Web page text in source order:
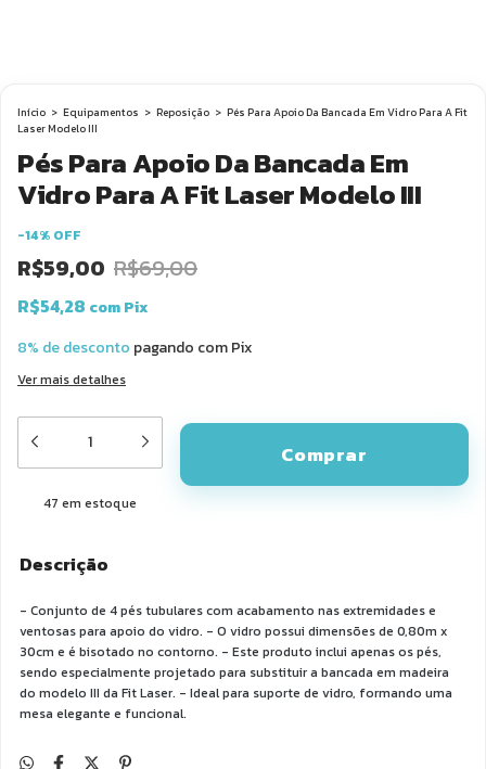
Início > Equipamentos > Reposição > Pés Para Apoio Da Bancada Em Vidro Para A Fit
Laser Modelo III
Pés Para Apoio Da Bancada Em
Vidro Para A Fit Laser Modelo III
-14% OFF
R$59,00 R$69,00
R$54,28 comPix
8% de desconto pagando com Pix
Ver mais detalhes
47 em estoque
Descrição
- Conjunto de 4 pés tubulares com acabamento nas extremidades e
ventosas para apoio do vidro. - O vidro possui dimensões de 0,80m x
30cm e é bisotado no contorno. - Este produto inclui apenas os pés,
sendo especialmente projetado para substituir a bancada em madeira
do modelo III da Fit Laser. - Ideal para suporte de vidro, formando uma
mesa elegante e funcional.